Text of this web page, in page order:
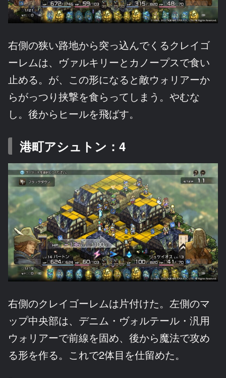
右側の狭い路地から突っ込んでくるクレイゴ
ーレムは、ヴァルキリーとカノープスで食い
止める。が、この形になると敵ウォリアーか
らがっつり挟撃を食らってしまう。やむな
し。後からヒールを飛ばす。
港町アシュトン：4
右側のクレイゴーレムは片付けた。左側のマ
ップ中央部は、デニム・ヴォルテール・汎用
ウォリアーで前線を固め、後から魔法で攻め
る形を作る。これで2体目を仕留めた。